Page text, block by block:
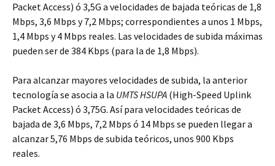
Packet Access) ó 3,5G a velocidades de bajada teóricas de 1,8
Mbps, 3,6 Mbps y 7,2 Mbps; correspondientes a unos 1 Mbps,
1,4 Mbps y 4 Mbps reales. Las velocidades de subida máximas
pueden ser de 384 Kbps (para la de 1,8 Mbps).
Para alcanzar mayores velocidades de subida, la anterior
tecnología se asocia a la UMTS HSUPA (High-Speed Uplink
Packet Access) ó 3,75G. Así para velocidades teóricas de
bajada de 3,6 Mbps, 7,2 Mbps ó 14 Mbps se pueden llegar a
alcanzar 5,76 Mbps de subida teóricos, unos 900 Kbps
reales.